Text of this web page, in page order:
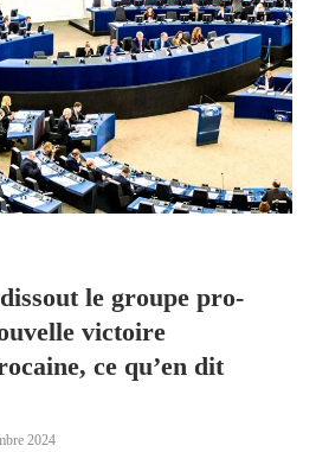
le groupe pro-
victoire
ce qu’en dit
2024